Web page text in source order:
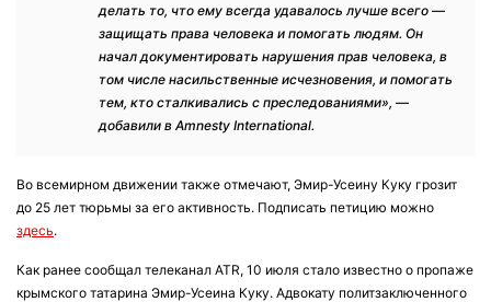
делать то, что ему всегда удавалось лучше всего —
защищать права человека и помогать людям. Он
начал документировать нарушения прав человека, в
том числе насильственные исчезновения, и помогать
тем, кто сталкивались с преследованиями», —
добавили в Amnesty International.
Во всемирном движении также отмечают, Эмир-Усеину Куку грозит
до 25 лет тюрьмы за его активность. Подписать петицию можно
здесь.
Как ранее сообщал телеканал ATR, 10 июля стало известно о пропаже
крымского татарина Эмир-Усеина Куку. Адвокату политзаключенного